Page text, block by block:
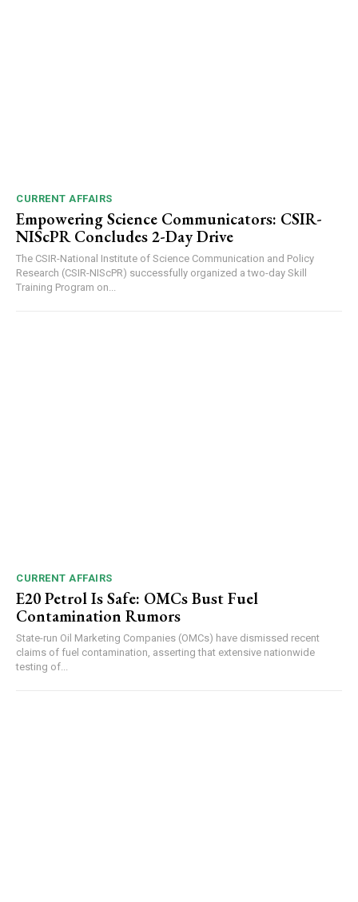
CURRENT AFFAIRS
Empowering Science Communicators: CSIR-
NIScPR Concludes 2-Day Drive
The CSIR-National Institute of Science Communication and Policy
Research (CSIR-NIScPR) successfully organized a two-day Skill
Training Program on...
CURRENT AFFAIRS
E20 Petrol Is Safe: OMCs Bust Fuel
Contamination Rumors
State-run Oil Marketing Companies (OMCs) have dismissed recent
claims of fuel contamination, asserting that extensive nationwide
testing of...